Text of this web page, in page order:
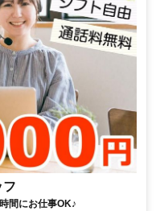
フ
間にお仕事OK♪